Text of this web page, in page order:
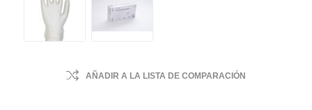
AÑADIR A LA LISTA DE COMPARACIÓN